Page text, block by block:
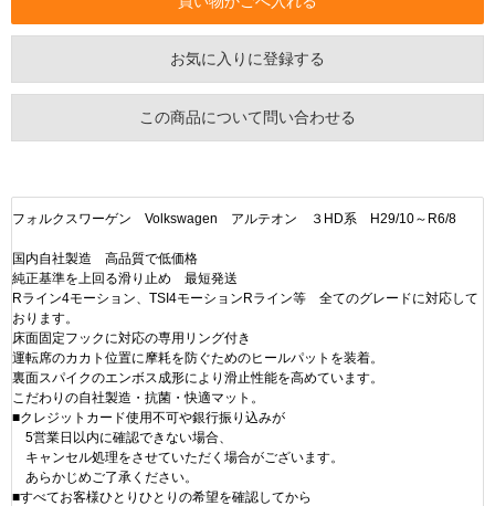
お気に入りに登録する
この商品について問い合わせる
フォルクスワーゲン Volkswagen アルテオン ３HD系 H29/10～R6/8
国内自社製造 高品質で低価格
純正基準を上回る滑り止め 最短発送
Rライン4モーション、TSI4モーションRライン等 全てのグレードに対応して
おります。
床面固定フックに対応の専用リング付き
運転席のカカト位置に摩耗を防ぐためのヒールパットを装着。
裏面スパイクのエンボス成形により滑止性能を高めています。
こだわりの自社製造・抗菌・快適マット。
■クレジットカード使用不可や銀行振り込みが
5営業日以内に確認できない場合、
キャンセル処理をさせていただく場合がございます。
あらかじめご了承ください。
■すべてお客様ひとりひとりの希望を確認してから